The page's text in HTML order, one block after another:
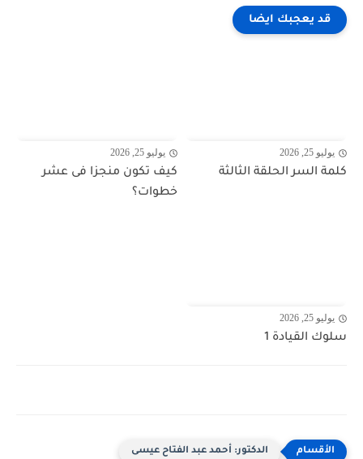
قد يعجبك ايضا
يوليو 25, 2026
كلمة السر الحلقة الثالثة
يوليو 25, 2026
كيف تكون منجزا فى عشر
خطوات؟
يوليو 25, 2026
سلوك القيادة 1
الدكتور: أحمد عبد الفتاح عيسى